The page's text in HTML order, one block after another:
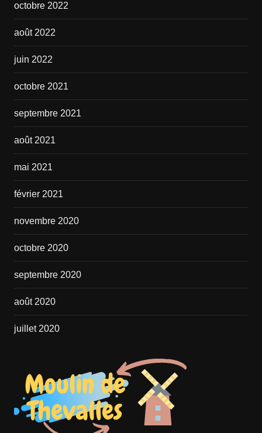
octobre 2022
août 2022
juin 2022
octobre 2021
septembre 2021
août 2021
mai 2021
février 2021
novembre 2020
octobre 2020
septembre 2020
août 2020
juillet 2020